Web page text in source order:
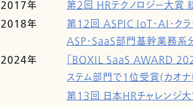
2017年
第2回 HRテクノロジー大賞
2018年
第12回 ASPIC IoT・AI・ク
ASP・SaaS部門基幹業務系
2024年
「BOXIL SaaS AWARD
ステム部門で1位受賞(カオ
第13回 日本HRチャレンジ